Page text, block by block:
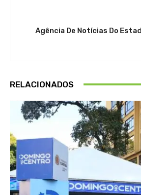
Agência De Notícias Do
RELACIONADOS